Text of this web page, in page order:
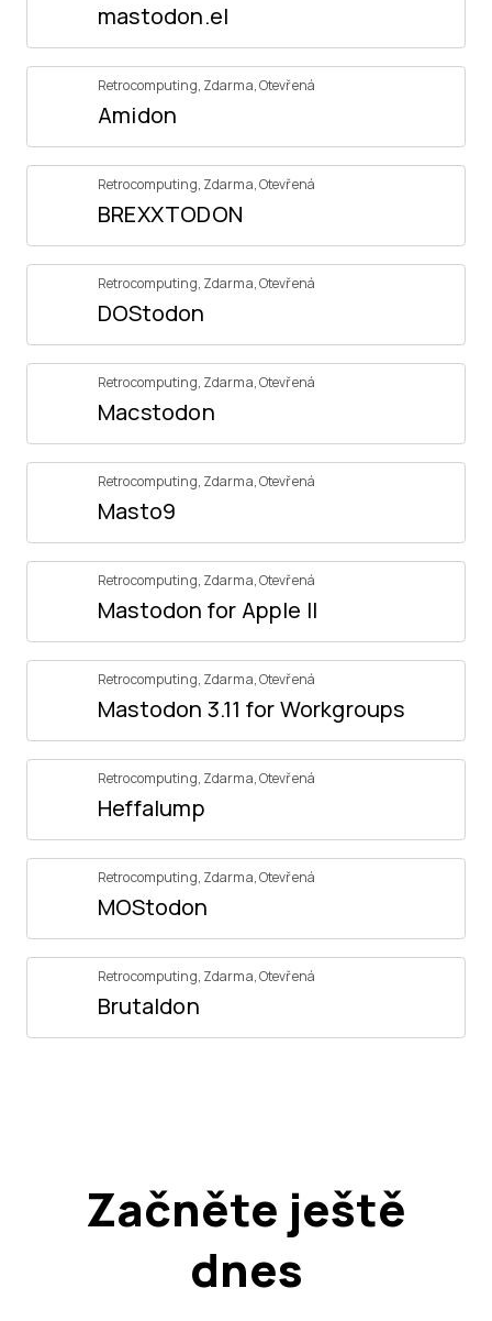
mastodon.el
Retrocomputing, Zdarma,Otevřená
Amidon
Retrocomputing, Zdarma,Otevřená
BREXXTODON
Retrocomputing, Zdarma,Otevřená
DOStodon
Retrocomputing, Zdarma,Otevřená
Macstodon
Retrocomputing, Zdarma,Otevřená
Masto9
Retrocomputing, Zdarma,Otevřená
Mastodon for Apple II
Retrocomputing, Zdarma,Otevřená
Mastodon 3.11 for Workgroups
Retrocomputing, Zdarma,Otevřená
Heffalump
Retrocomputing, Zdarma,Otevřená
MOStodon
Retrocomputing, Zdarma,Otevřená
Brutaldon
Začněte ještě
dnes